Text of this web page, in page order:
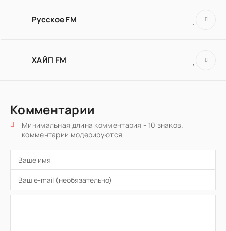
Русское FM
ХАЙП FM
Комментарии
Минимальная длина комментария - 10 знаков.
комментарии модерируются